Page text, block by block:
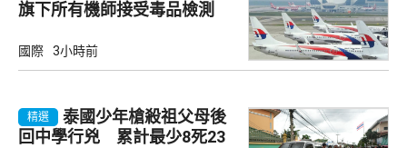
旗下所有機師接受毒品檢測
國際 3小時前
精選
泰國少年槍殺祖父母後
回中學行兇 累計最少8死23